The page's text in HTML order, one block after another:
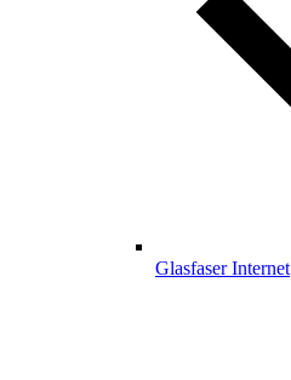
Glasfaser Internet